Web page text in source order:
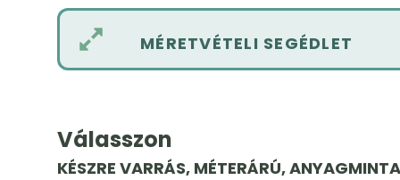
MÉRETVÉTELI SEGÉDLET
Válasszon
KÉSZRE VARRÁS, MÉTERÁRÚ,